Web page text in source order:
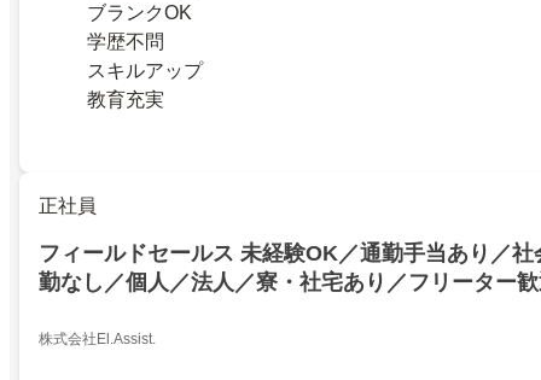
ブランクOK
学歴不問
スキルアップ
教育充実
正社員
フィールドセールス 未経験OK／通勤手当あり／
勤なし／個人／法人／寮・社宅あり／フリーター
株式会社El.Assist.